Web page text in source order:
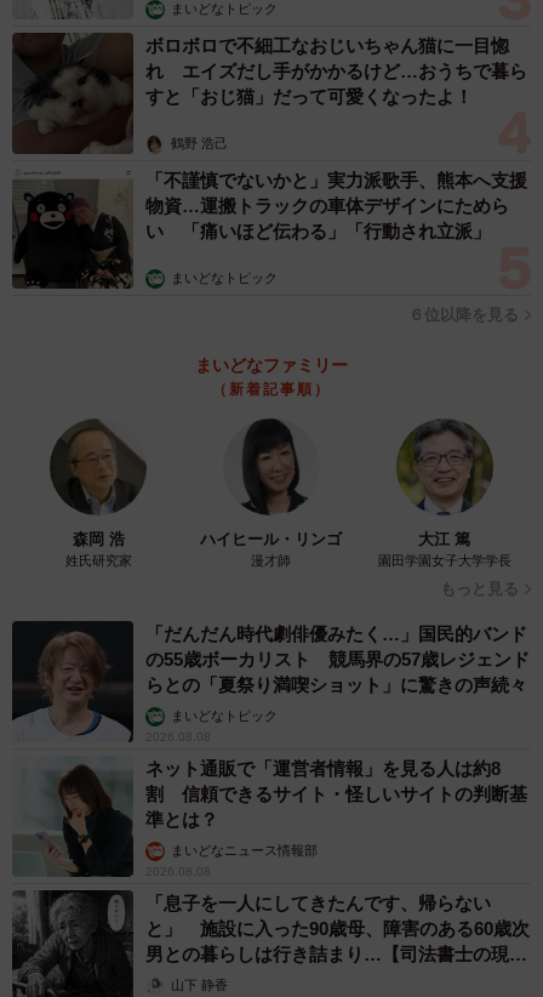
まいどなトピック
ボロボロで不細工なおじいちゃん猫に一目惚
れ エイズだし手がかかるけど…おうちで暮ら
すと「おじ猫」だって可愛くなったよ！
鶴野 浩己
「不謹慎でないかと」実力派歌手、熊本へ支援
物資…運搬トラックの車体デザインにためら
い 「痛いほど伝わる」「行動され立派」
まいどなトピック
６位以降を見る
まいどなファミリー
（新着記事順）
森岡 浩
姓氏研究家
ハイヒール・リンゴ
漫才師
大江 篤
園田学園女子大学学長
もっと見る
「だんだん時代劇俳優みたく…」国民的バンド
の55歳ボーカリスト 競馬界の57歳レジェンド
らとの「夏祭り満喫ショット」に驚きの声続々
まいどなトピック
2026.08.08
ネット通販で「運営者情報」を見る人は約8
割 信頼できるサイト・怪しいサイトの判断基
準とは？
まいどなニュース情報部
2026.08.08
「息子を一人にしてきたんです、帰らない
と」 施設に入った90歳母、障害のある60歳次
男との暮らしは行き詰まり…【司法書士の現場
から】山下 静香